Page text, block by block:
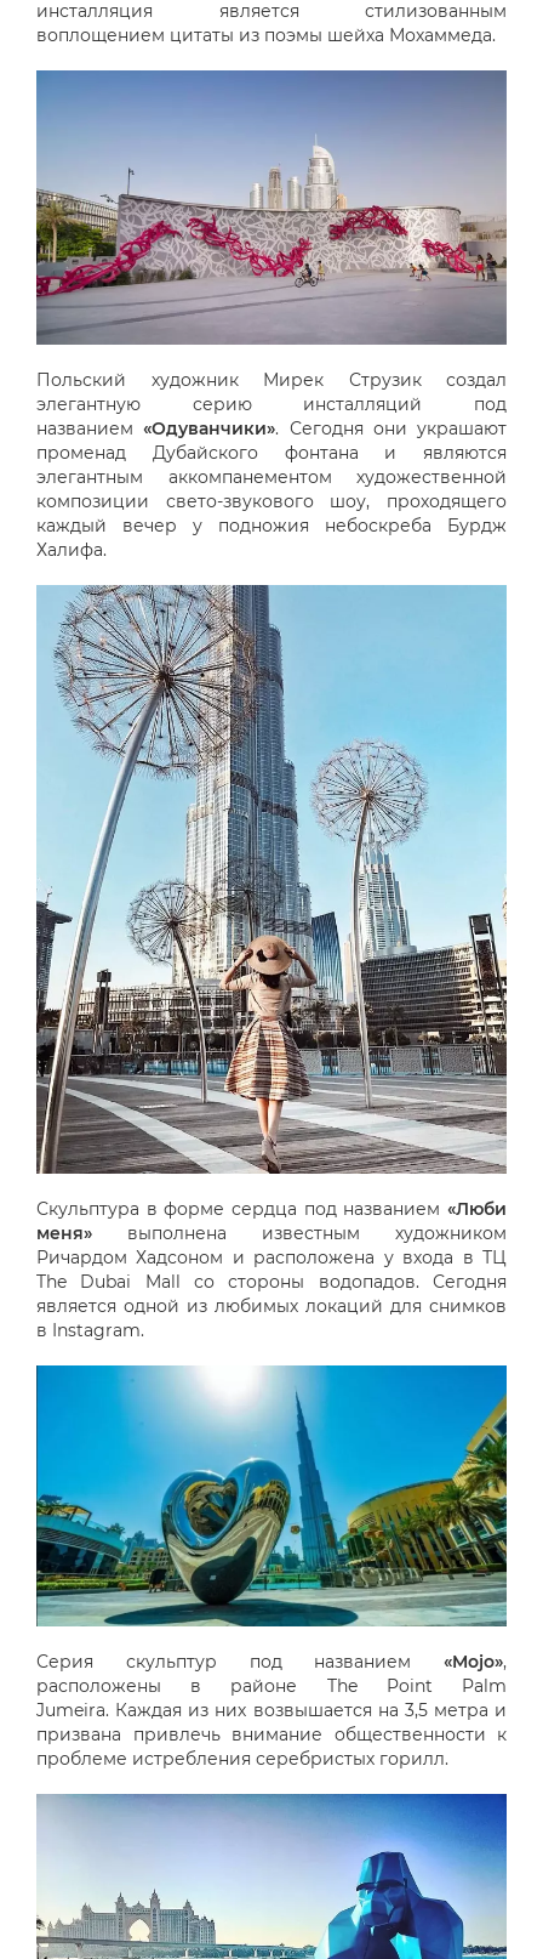
инсталляция является стилизованным
воплощением цитаты из поэмы шейха Мохаммеда.
Польский художник Мирек Струзик создал
элегантную серию инсталляций под
названием«Одуванчики». Сегодня они украшают
променад Дубайского фонтана и являются
элегантным аккомпанементом художественной
композиции свето-звукового шоу, проходящего
каждый вечер у подножия небоскреба Бурдж
Халифа.
Скульптура в форме сердца под названием «Люби
меня» выполнена известным художником
Ричардом Хадсоном и расположена у входа в ТЦ
The Dubai Mall со стороны водопадов. Сегодня
является одной из любимых локаций для снимков
в Instagram.
Серия скульптур под названием «Mojo»,
расположены в районе The Point Palm
Jumeira. Каждая из них возвышается на 3,5 метра и
призвана привлечь внимание общественности к
проблеме истребления серебристых горилл.